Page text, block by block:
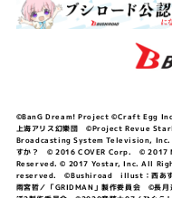
©BanG Dream! Project ©Craft Egg
上海アリス幻樂団 ©Project Revue
Broadcasting System Television, Inc.
すか？ © 2016 COVER Corp. ©
Reserved. © 2017 Yostar, Inc. All
reserved. ©Bushiroad illust：西あす
雨宮哲／「GRIDMAN」製作委員会 ©長月